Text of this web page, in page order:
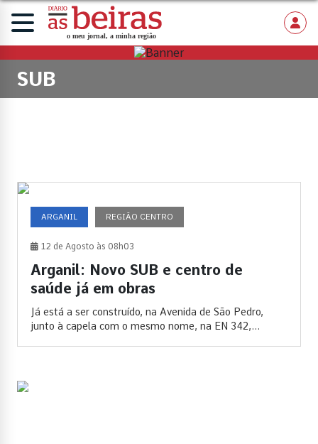
SUB
ARGANIL REGIÃO CENTRO
12 de Agosto às 08h03
Arganil: Novo SUB e centro de
saúde já em obras
Já está a ser construído, na Avenida de São Pedro,
junto à capela com o mesmo nome, na EN 342,...